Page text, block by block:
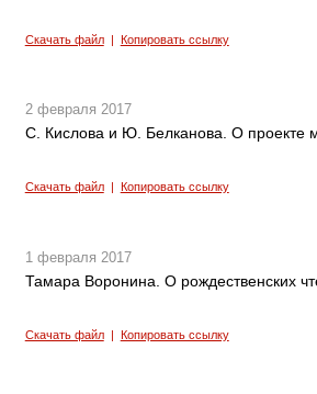
Скачать файл| Копировать ссылку
2 февраля 2017
С. Кислова и Ю. Белканова. О проекте
Скачать файл| Копировать ссылку
1 февраля 2017
Тамара Воронина. О рождественских
Скачать файл| Копировать ссылку